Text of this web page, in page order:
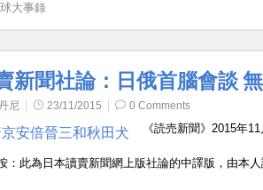
大事錄
新聞社論：日俄首腦會談
尼 23/11/2015 0 Comments
《読売新聞》2015年
按：此為日本讀賣新聞網上版社論的中譯版，由本